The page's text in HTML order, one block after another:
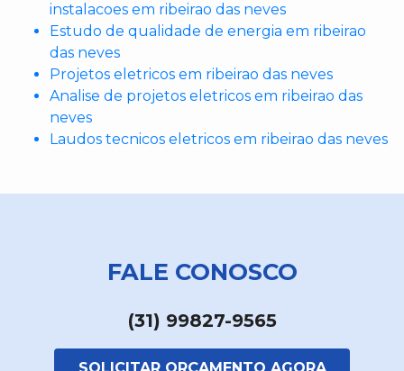
instalacoes em ribeirao das neves
Estudo de qualidade de energia em ribeirao
das neves
Projetos eletricos em ribeirao das neves
Analise de projetos eletricos em ribeirao das
neves
Laudos tecnicos eletricos em ribeirao das neves
FALE CONOSCO
(31) 99827-9565